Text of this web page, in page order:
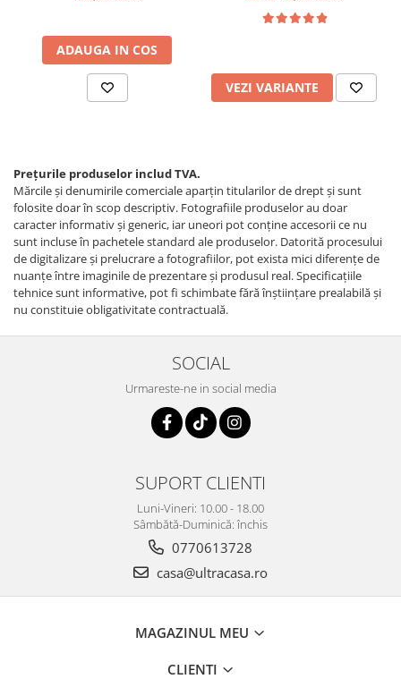
ADAUGA IN COS
VEZI VARIANTE
Prețurile produselor includ TVA.
Mărcile și denumirile comerciale aparțin titularilor de drept şi sunt
folosite doar în scop descriptiv. Fotografiile produselor au doar
caracter informativ şi generic, iar uneori pot conţine accesorii ce nu
sunt incluse în pachetele standard ale produselor. Datorită procesului
de digitalizare și prelucrare a fotografiilor, pot exista mici diferențe de
nuanțe între imaginile de prezentare și produsul real. Specificaţiile
tehnice sunt informative, pot fi schimbate fără înştiinţare prealabilă şi
nu constituie obligativitate contractuală.
SOCIAL
Urmareste-ne in social media
SUPORT CLIENTI
Luni-Vineri: 10.00 - 18.00
Sâmbătă-Duminică: închis
0770613728
casa@ultracasa.ro
MAGAZINUL MEU
CLIENTI